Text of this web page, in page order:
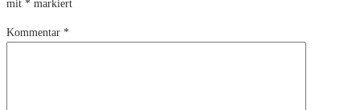
mit * markiert
Kommentar *